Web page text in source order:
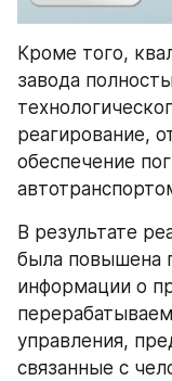
Кроме того,
завода
реагирование,
обеспечение
В результате
была повышена
информации о
управления,
связанные с